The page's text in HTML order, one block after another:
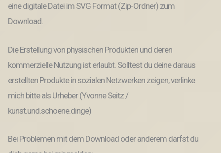
Gescheinkidee
SVG
eine digitale Datei im SVG Format (Zip-Ordner) zum
Download.
Die Erstellung von physischen Produkten und deren
kommerzielle Nutzung ist erlaubt. Solltest du deine daraus
erstellten Produkte in sozialen Netzwerken zeigen, verlinke
mich bitte als Urheber (Yvonne Seitz /
kunst.und.schoene.dinge)
Bei Problemen mit dem Download oder anderem darfst du